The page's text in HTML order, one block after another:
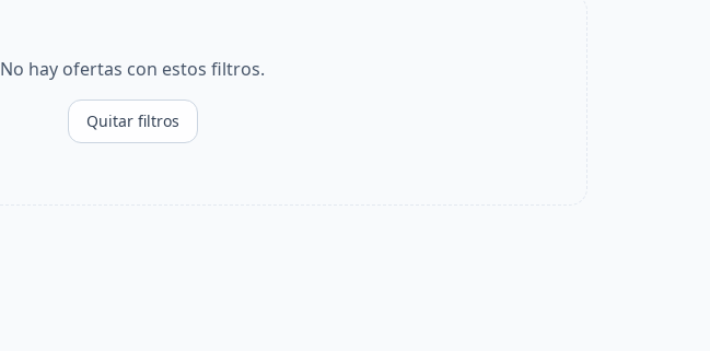
No hay ofertas con estos filtros.
Quitar filtros